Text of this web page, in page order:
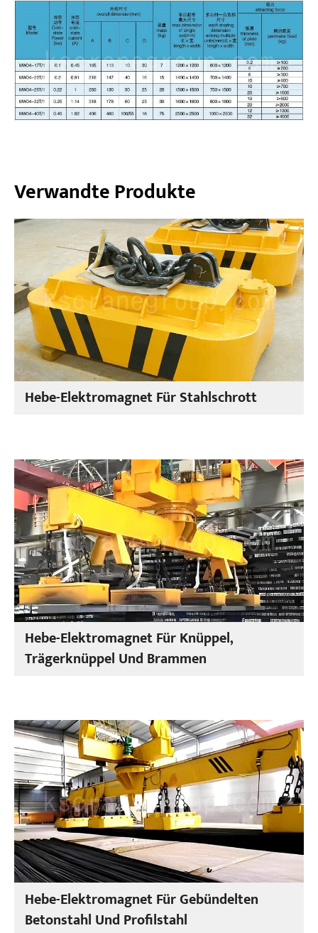
Verwandte Produkte
Hebe-Elektromagnet Für Stahlschrott
Hebe-Elektromagnet Für Knüppel,
Trägerknüppel Und Brammen
Hebe-Elektromagnet Für Gebündelten
Betonstahl Und Profilstahl